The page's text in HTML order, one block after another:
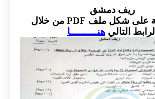
ريف دمشق
حل الاسئلة على شكل ملف PDF من خلال
الرابط التالي هنـــــــــا